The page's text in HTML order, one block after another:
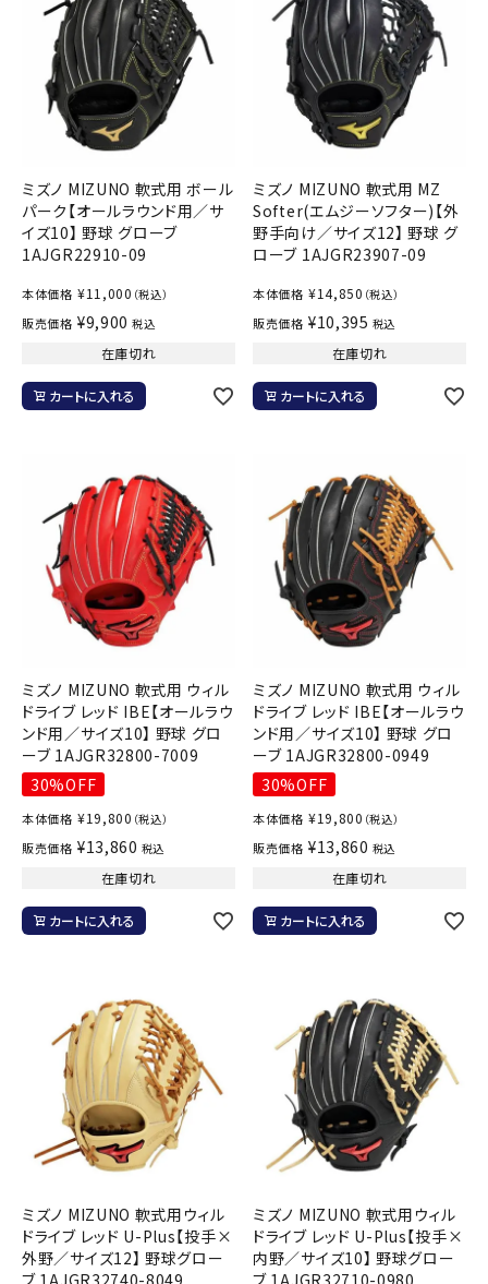
ミズノ MIZUNO 軟式用 ボール
パーク【オールラウンド用／サ
イズ10】 野球 グローブ
1AJGR22910-09
本体価格 ¥11,000 （税込）
販売価格 ¥9,900 税込
在庫切れ
カートに入れる
ミズノ MIZUNO 軟式用 MZ
Softer(エムジーソフター)【外
野手向け／サイズ12】 野球 グ
ローブ 1AJGR23907-09
本体価格 ¥14,850 （税込）
販売価格 ¥10,395 税込
在庫切れ
カートに入れる
ミズノ MIZUNO 軟式用 ウィル
ドライブ レッド IBE【オールラウ
ンド用／サイズ10】 野球 グロ
ーブ 1AJGR32800-7009
30%OFF
本体価格 ¥19,800 （税込）
販売価格 ¥13,860 税込
在庫切れ
カートに入れる
ミズノ MIZUNO 軟式用 ウィル
ドライブ レッド IBE【オールラウ
ンド用／サイズ10】 野球 グロ
ーブ 1AJGR32800-0949
30%OFF
本体価格 ¥19,800 （税込）
販売価格 ¥13,860 税込
在庫切れ
カートに入れる
ミズノ MIZUNO 軟式用ウィル
ドライブ レッド U-Plus【投手×
外野／サイズ12】 野球グロー
ブ 1AJGR32740-8049
ミズノ MIZUNO 軟式用ウィル
ドライブ レッド U-Plus【投手×
内野／サイズ10】 野球グロー
ブ 1AJGR32710-0980